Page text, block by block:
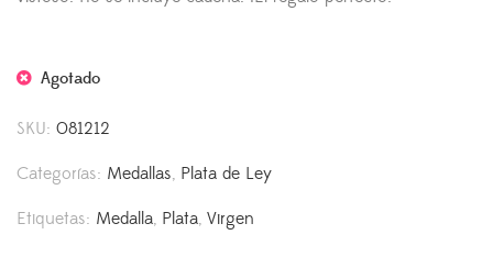
Agotado
SKU: 081212
Categorías: Medallas, Plata de Ley
Etiquetas: Medalla, Plata, Virgen